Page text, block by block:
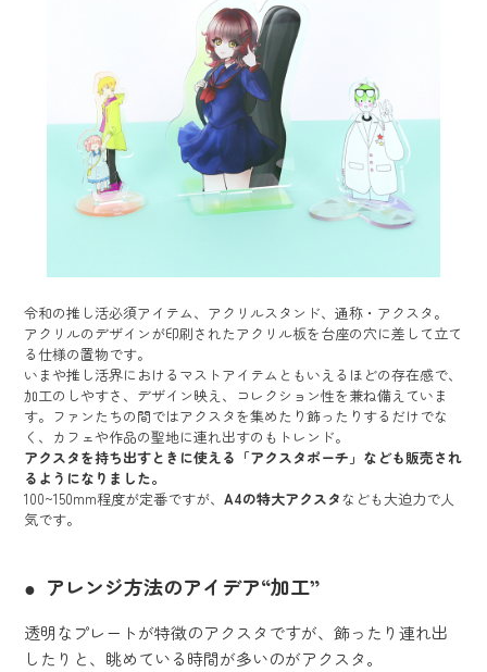
令和の推し活必須アイテム、アクリルスタンド、通称・アクスタ。
アクリルのデザインが印刷されたアクリル板を台座の穴に差して立て
る仕様の置物です。
いまや推し活界におけるマストアイテムともいえるほどの存在感で、
加工のしやすさ、デザイン映え、コレクション性を兼ね備えていま
す。ファンたちの間ではアクスタを集めたり飾ったりするだけでな
く、カフェや作品の聖地に連れ出すのもトレンド。
アクスタを持ち出すときに使える「アクスタポーチ」なども販売され
るようになりました。
100~150mm程度が定番ですが、A4の特大アクスタなども大迫力で人
気です。
アレンジ方法のアイデア“加工”
透明なプレートが特徴のアクスタですが、飾ったり連れ出
したりと、眺めている時間が多いのがアクスタ。